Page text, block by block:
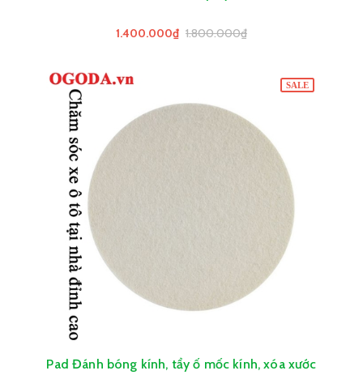
1.400.000₫ 1.800.000₫
SALE
Pad Đánh bóng kính, tẩy ố mốc kính, xóa xước